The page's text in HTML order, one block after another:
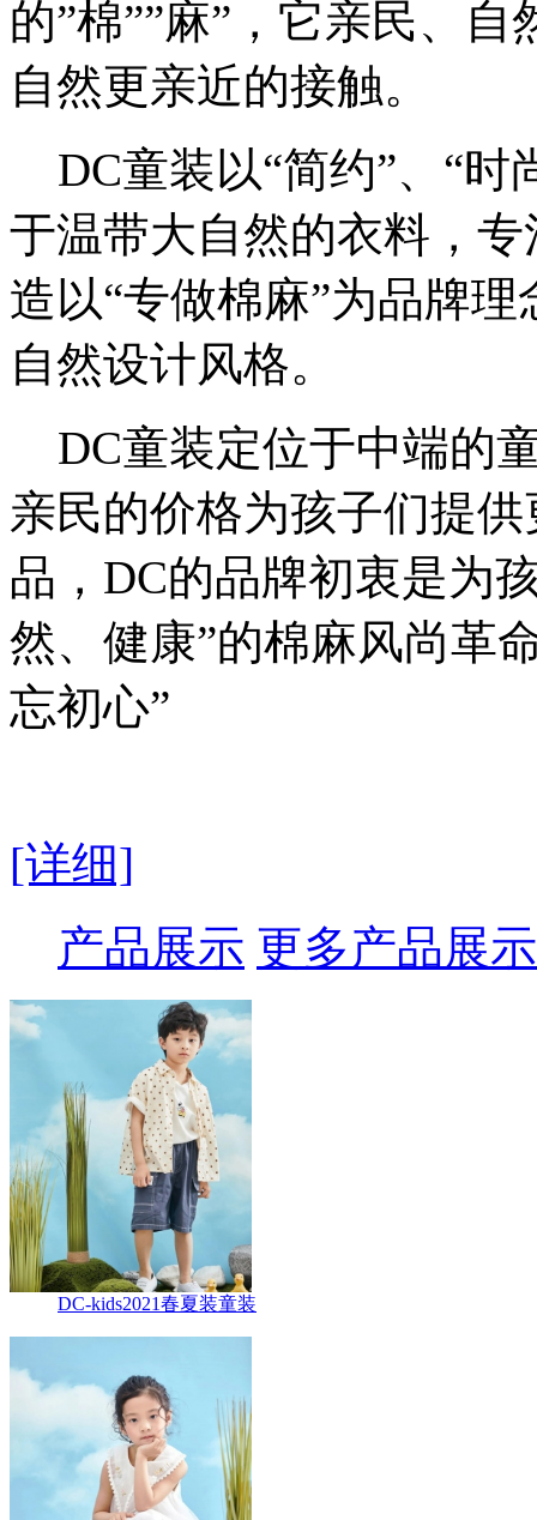
的”棉””麻”，它亲民、
自然更亲近的接触。
DC童装以“简约”、“时
于温带大自然的衣料，
造以“专做棉麻”为品牌
自然设计风格。
DC童装定位于中端的
亲民的价格为孩子们提
品，DC的品牌初衷是为
然、健康”的棉麻风尚革
忘初心”
[详细]
产品展示 更多产品展示
DC-kids2021春夏装童装